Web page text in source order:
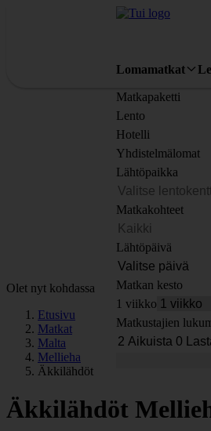
Lomamatkat
Matkapaketti
Lento
Hotelli
Yhdistelmälomat
Lähtöpaikka
Matkakohteet
Lähtöpäivä
Matkan kesto
1 viikko
Matkustajien
Olet nyt kohdassa
Etusivu
Matkat
Malta
Mellieha
Äkkilähdöt
Äkkilähdöt